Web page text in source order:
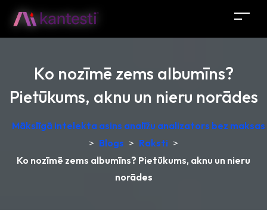
Ko nozīmē zems albumīns?
Pietūkums, aknu un nieru norādes
Mākslīgā intelekta asins analīžu analizators bez
> Blogs > Raksti >
Ko nozīmē zems albumīns? Pietūkums, aknu un nieru
norādes